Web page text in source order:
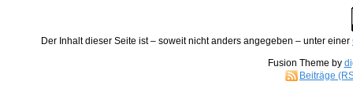
Der Inhaltdieser Seite ist – soweit nicht anders angegeben – unter einer
Fusion Theme by
Beiträge